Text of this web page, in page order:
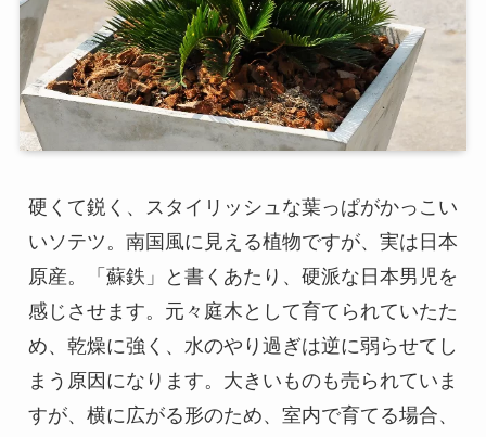
硬くて鋭く、スタイリッシュな葉っぱがかっこい
いソテツ。南国風に見える植物ですが、実は日本
原産。「蘇鉄」と書くあたり、硬派な日本男児を
感じさせます。元々庭木として育てられていたた
め、乾燥に強く、水のやり過ぎは逆に弱らせてし
まう原因になります。大きいものも売られていま
すが、横に広がる形のため、室内で育てる場合、